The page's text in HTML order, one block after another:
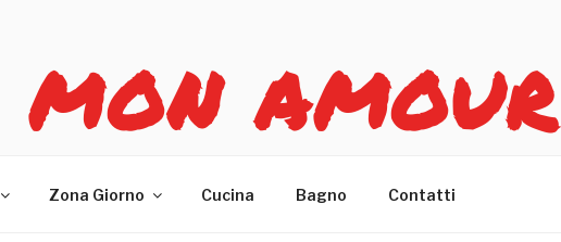
AMOUR
Zona Giorno Cucina Bagno Contatti